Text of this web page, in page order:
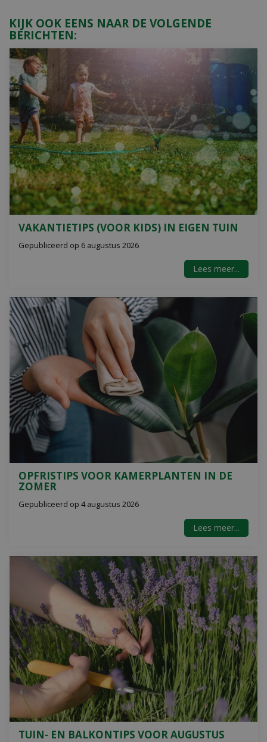
KIJK OOK EENS NAAR DE VOLGENDE
BERICHTEN:
VAKANTIETIPS (VOOR KIDS) IN EIGEN TUIN
Gepubliceerd op 6 augustus 2026
Lees meer...
OPFRISTIPS VOOR KAMERPLANTEN IN DE
ZOMER
Gepubliceerd op 4 augustus 2026
Lees meer...
TUIN- EN BALKONTIPS VOOR AUGUSTUS